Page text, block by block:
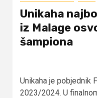
Unikaha
iz Malage
šampiona
Unikaha je pobjednik
2023/2024. U